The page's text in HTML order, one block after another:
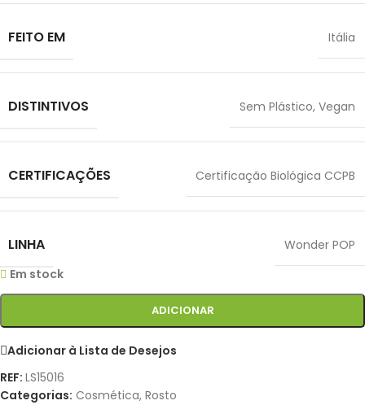
FEITO EM Itália
DISTINTIVOS Sem Plástico, Vegan
CERTIFICAÇÕES Certificação Biológica CCPB
LINHA
Wonder POP
Em stock
ADICIONAR
Adicionar à Lista de Desejos
REF: LS15016
Categorias: Cosmética, Rosto